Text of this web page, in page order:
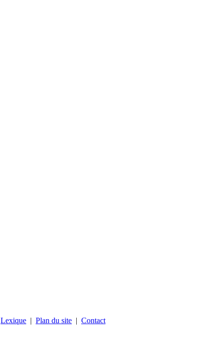
Lexique | Plan du site | Contact